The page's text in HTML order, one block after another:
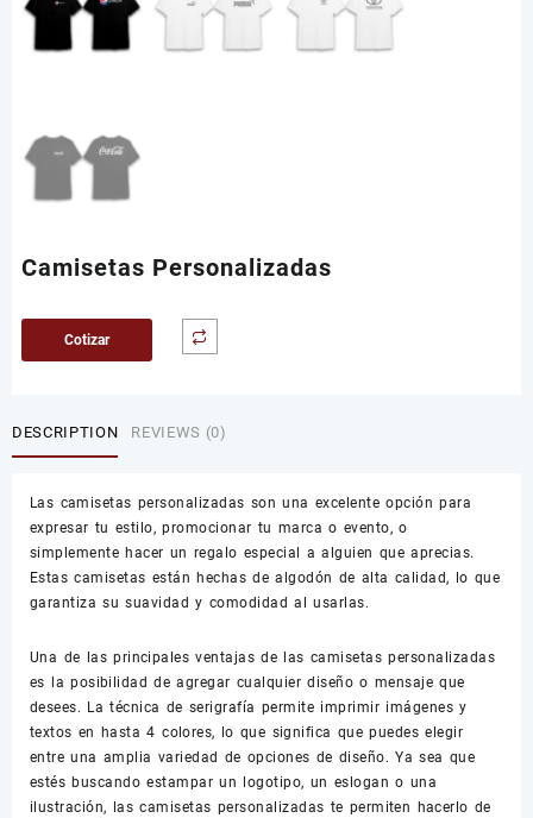
Camisetas Personalizadas
Cotizar
DESCRIPTION REVIEWS (0)
Las camisetas personalizadas son una excelente opción para
expresar tu estilo, promocionar tu marca o evento, o
simplemente hacer un regalo especial a alguien que aprecias.
Estas camisetas están hechas de algodón de alta calidad, lo que
garantiza su suavidad y comodidad al usarlas.
Una de las principales ventajas de las camisetas personalizadas
es la posibilidad de agregar cualquier diseño o mensaje que
desees. La técnica de serigrafía permite imprimir imágenes y
textos en hasta 4 colores, lo que significa que puedes elegir
entre una amplia variedad de opciones de diseño. Ya sea que
estés buscando estampar un logotipo, un eslogan o una
ilustración, las camisetas personalizadas te permiten hacerlo de